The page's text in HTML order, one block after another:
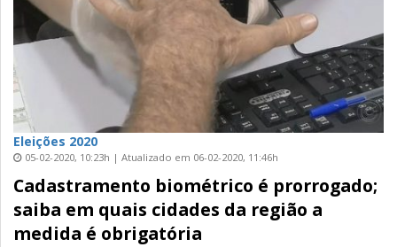
Eleições 2020
05-02-2020, 10:23h | Atualizado em 06-02-2020, 11:46h
Cadastramento biométrico é prorrogado;
saiba em quais cidades da região a
medida é obrigatória